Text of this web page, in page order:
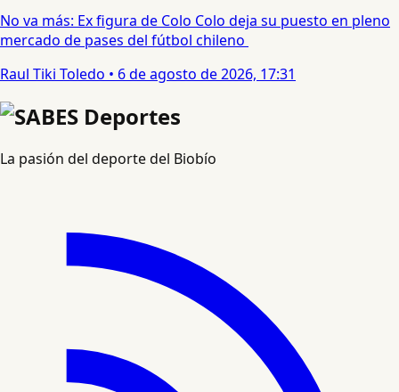
No va más: Ex figura de Colo Colo deja su puesto en pleno
mercado de pases del fútbol chileno
Raul Tiki Toledo • 6 de agosto de 2026, 17:31
La pasión del deporte del Biobío